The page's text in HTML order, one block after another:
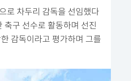
로 차두리 감독을 선임했다
구 선수로 활동하며 선진
감독이라고 평가하며 그를